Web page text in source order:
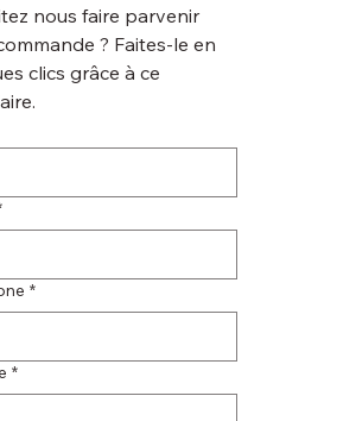
nous faire parvenir
? Faites-le en
clics grâce à ce
*
*